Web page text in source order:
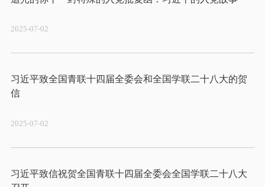
2025-07-02
习近平致全国青联十四届全委会和全国学联二十八大的贺
信
2025-07-02
习近平致信祝贺全国青联十四届全委会全国学联二十八大